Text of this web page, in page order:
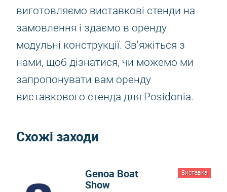
виготовляємо виставкові стенди на
замовлення і здаємо в оренду
модульні конструкції. Зв'яжіться з
нами, щоб дізнатися, чи можемо ми
запропонувати вам оренду
виставкового стенда для Posidonia.
Схожі заходи
Виставка
Genoa Boat
Show